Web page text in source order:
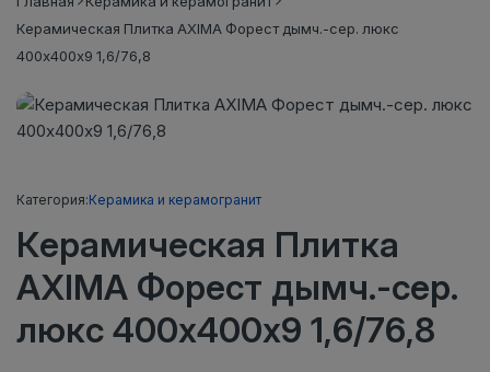
Керамическая Плитка AXIMA Форест дымч.-сер. люкс
400х400х9 1,6/76,8
Категория:Керамика и керамогранит
Керамическая Плитка
AXIMA Форест дымч.-сер.
люкс 400х400х9 1,6/76,8